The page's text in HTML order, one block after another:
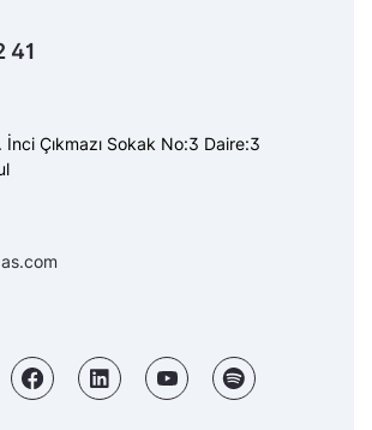
41
Çıkmazı Sokak No:3 Daire:3